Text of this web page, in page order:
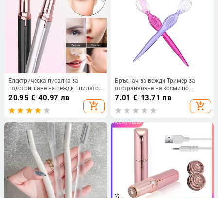
Електрическа писалка за
подстригване на вежди Епилатор
за вежди Безболезнена
самобръсначка за вежди за
премахване на вежди Дамски
грим
20.95 €/40.97 лв
add_shopping_cart
Бръснач за вежди Тример за
отстраняване на косми по
лицето Безопасно оформяне
Комплект самобръсначки
Бръснач за вежди Тример за
красота на вежди
7.01 €/13.71 лв
add_shopping_cart